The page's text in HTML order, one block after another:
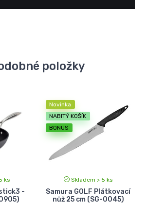
položky
ks
-
Novinka
NABITÝ KOŠÍK
BONUS
Skladem > 5 ks
Samura GOLF Plátkovací
nůž 25 cm (SG-0045)